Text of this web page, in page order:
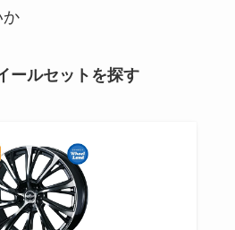
か
ールセットを探す